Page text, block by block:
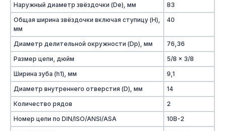
Наружный диаметр звёздочки (De), мм
83
Общая ширина звёздочки включая ступицу (H),
мм
40
Диаметр делительной окружности (Dp), мм
76,36
Размер цепи, дюйм
5/8 x 3/8
Ширина зуба (h1), мм
9,1
Диаметр внутреннего отверстия (D), мм
14
Количество рядов
2
Номер цепи по DIN/ISO/ANSI/ASA
10B-2